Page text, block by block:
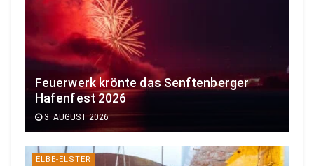
Feuerwerk krönte das Senftenberger
Hafenfest 2026
3. AUGUST 2026
ELBE-ELSTER